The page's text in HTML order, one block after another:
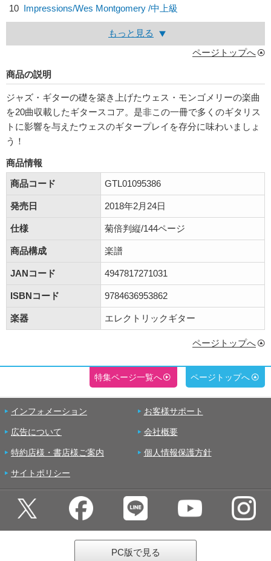
10 Impressions/Wes Montgomery /中上級
もっと見る
ページトップへ
商品の説明
ジャズ・ギターの礎を築き上げたウェス・モンゴメリーの楽曲
を20曲収載したギタースコア。是非この一冊で多くのギタリス
トに影響を与えたウェスのギタープレイを存分に味わいましょ
う！
商品情報
商品コード
GTL01095386
発売日 2018年2月24日
仕様 菊倍判縦/144ページ
商品構成 楽譜
JANコード 4947817271031
ISBNコード 9784636953862
楽器 エレクトリックギター
ページトップへ
特集ページ一覧へ ページトップへ
インフォメーション お客様サポート
広告について 会社概要
特約店様・書店様ご案内 個人情報保護方針
サイトポリシー
PC版で見る